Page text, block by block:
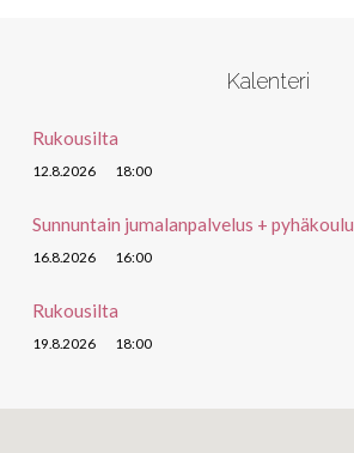
Kalenteri
Rukousilta
12.8.2026 18:00
Sunnuntain jumalanpalvelus + pyhäkoulu
16.8.2026 16:00
Rukousilta
19.8.2026 18:00